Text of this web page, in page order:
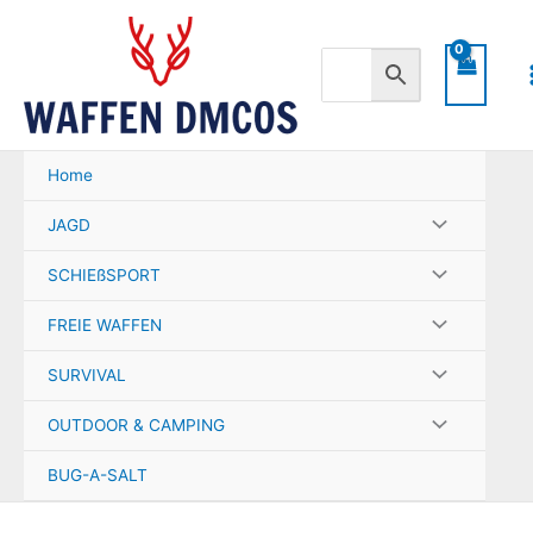
Home
JAGD
SCHIEßSPORT
FREIE WAFFEN
SURVIVAL
OUTDOOR & CAMPING
BUG-A-SALT